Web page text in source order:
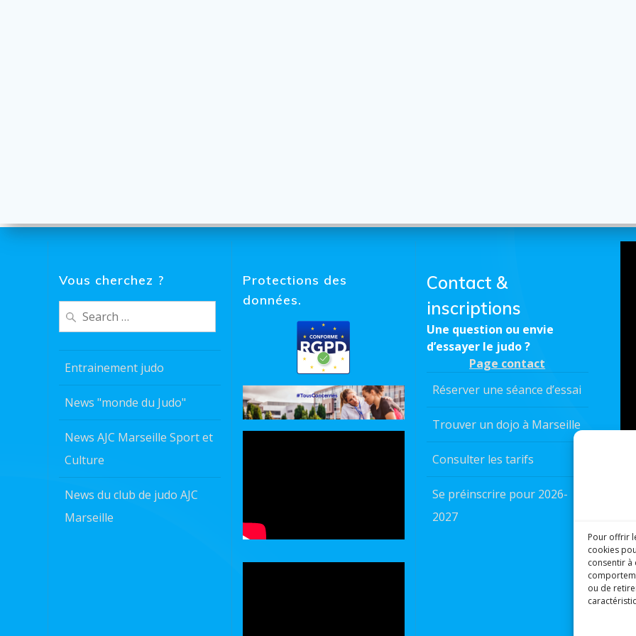
Pour offrir
cookies
consentir à
ou de
Vous cherchez ?
for:
Entrainement judo
News "monde du Judo"
News AJC Marseille Sport et
Culture
News du club de judo AJC
Marseille
Protections des
données.
Contact &
inscriptions
Une question ou envie
d’essayer le judo ?
Page contact
Réserver une séance d’essai
Trouver un dojo à Marseille
Consulter les tarifs
Se préinscrire pour 2026-
2027